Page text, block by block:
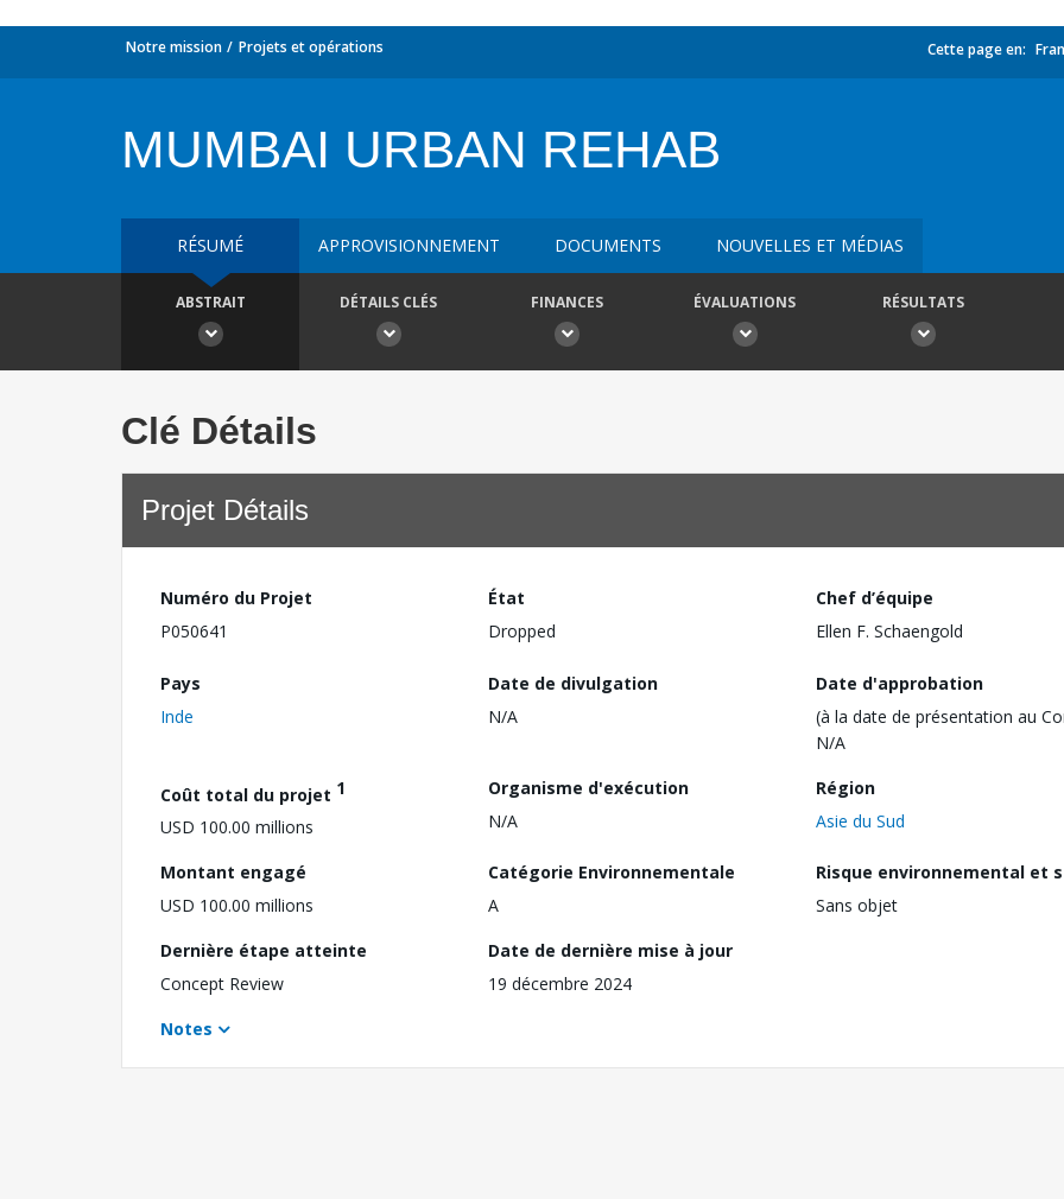
Notre mission Projets et opérations Cette page en:
MUMBAI URBAN REHAB
RÉSUMÉ APPROVISIONNEMENT DOCUMENTS NOUVELLES ET MÉDIAS
ABSTRAIT DÉTAILS CLÉS FINANCES ÉVALUATIONS RÉSULTATS
Clé Détails
Projet Détails
Numéro du Projet
P050641
État
Dropped
Chef d’équipe
Ellen F. Schaengold
Pays
Inde
Date de divulgation
N/A
Date d'approbation
(à la date de présentation au
N/A
Coût total du projet 1
USD 100.00 millions
Organisme d'exécution
N/A
Région
Asie du Sud
Montant engagé
USD 100.00 millions
Catégorie Environnementale
A
Risque environnemental et
Sans objet
Dernière étape atteinte
Concept Review
Date de dernière mise à jour
19 décembre 2024
Notes